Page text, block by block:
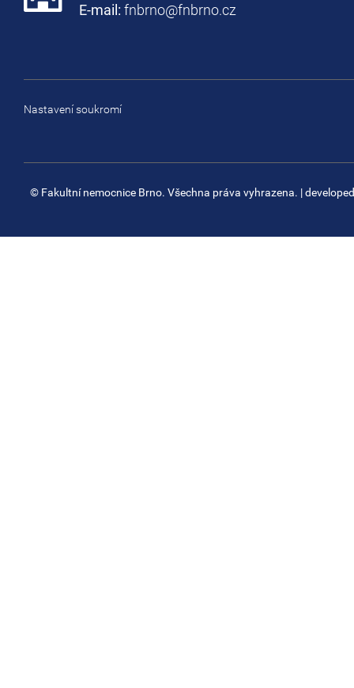
E-mail: fnbrno@fnbrno.cz
Nastavení soukromí
© Fakultní nemocnice Brno. Všechna práva vyhrazena. |